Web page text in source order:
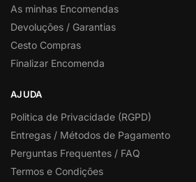
As minhas Encomendas
Devoluções / Garantias
Cesto Compras
Finalizar Encomenda
AJUDA
Politica de Privacidade (RGPD)
Entregas / Métodos de Pagamento
Perguntas Frequentes / FAQ
Termos e Condições